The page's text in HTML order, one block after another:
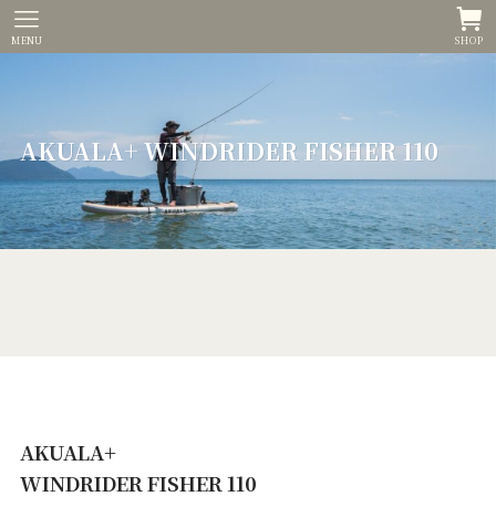
SHOP
MENU
AKUALA+ WINDRIDER FISHER 110
AKUALA+
WINDRIDER FISHER 110